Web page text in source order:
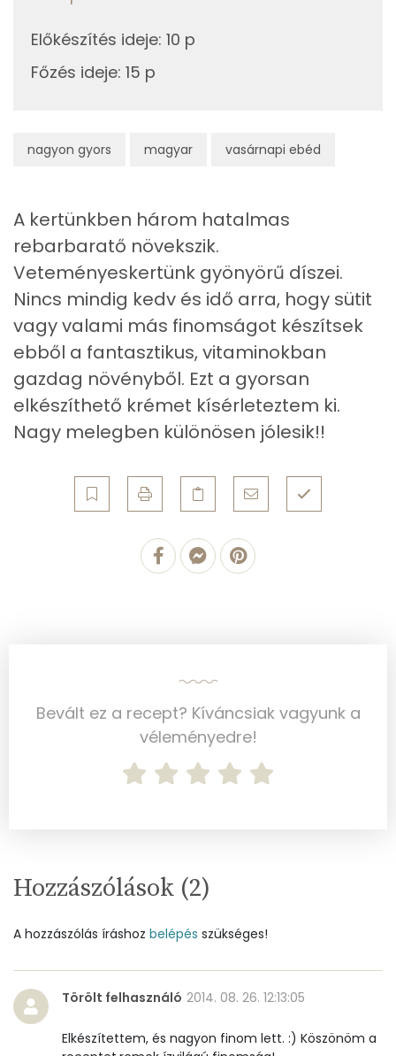
nagyon gyors magyar vasárnapi ebéd
Niacin - B3 vitamin:
Lut-zea
Zsír
Összesen
2.1 g
Telített zsírsav
1 g
Egyszeresen telítetlen zsírsav:
0 g
Többszörösen telítetlen zsírsav
Koleszterin
6 mg
Ásványi anyagok
Magnézium
12 mg
Mangán
Összesen
Cukor
14 mg
Előkészítés ideje: 10 p
Főzés ideje: 15 p
A kertünkben három hatalmas
rebarbaratő növekszik.
Veteményeskertünk gyönyörű díszei.
Nincs mindig kedv és idő arra, hogy sütit
vagy valami más finomságot készítsek
ebből a fantasztikus, vitaminokban
gazdag növényből. Ezt a gyorsan
elkészíthető krémet kísérleteztem ki.
Nagy melegben különösen jólesik!!
Bevált ez a recept? Kíváncsiak vagyunk a
véleményedre!
Hozzászólások (2)
A hozzászólás íráshoz belépés szükséges!
Törölt felhasználó 2014. 08. 26. 12:13:05
Elkészítettem, és nagyon finom lett. :) Köszönöm a